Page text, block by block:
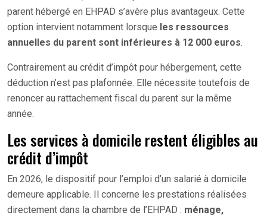
parent hébergé en EHPAD s’avère plus avantageux. Cette
option intervient notamment lorsque les ressources
annuelles du parent sont inférieures à 12 000 euros.
Contrairement au crédit d’impôt pour hébergement, cette
déduction n’est pas plafonnée. Elle nécessite toutefois de
renoncer au rattachement fiscal du parent sur la même
année.
Les services à domicile restent éligibles au
crédit d’impôt
En 2026, le dispositif pour l’emploi d’un salarié à domicile
demeure applicable. Il concerne les prestations réalisées
directement dans la chambre de l’EHPAD : ménage,